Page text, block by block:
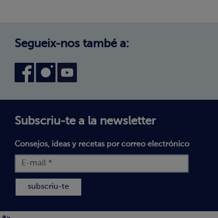
Declaració d'accessibilitat
Política de Galetes
Segueix-nos també a:
Subscriu-te a la newsletter
Consejos, ideas y recetas por correo electrónico
subscriu-te